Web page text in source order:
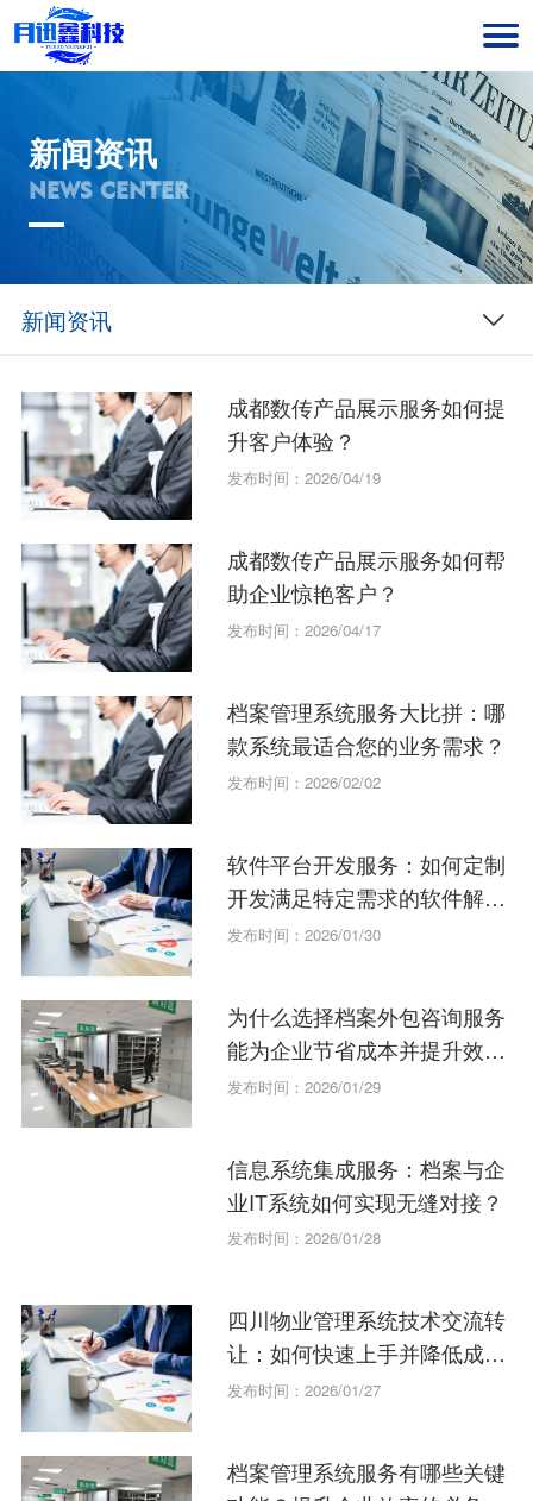
新闻资讯
NEWS CENTER
新闻资讯
成都数传产品展示服务如何提
升客户体验？
发布时间：2026/04/19
成都数传产品展示服务如何帮
助企业惊艳客户？
发布时间：2026/04/17
档案管理系统服务大比拼：哪
款系统最适合您的业务需求？
发布时间：2026/02/02
软件平台开发服务：如何定制
开发满足特定需求的软件解决
方案？
发布时间：2026/01/30
为什么选择档案外包咨询服务
能为企业节省成本并提升效
率？
发布时间：2026/01/29
信息系统集成服务：档案与企
业IT系统如何实现无缝对接？
发布时间：2026/01/28
四川物业管理系统技术交流转
让：如何快速上手并降低成
本？
发布时间：2026/01/27
档案管理系统服务有哪些关键